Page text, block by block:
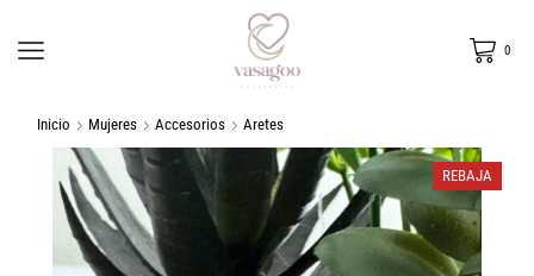
0
Inicio Mujeres Accesorios Aretes
REBAJA